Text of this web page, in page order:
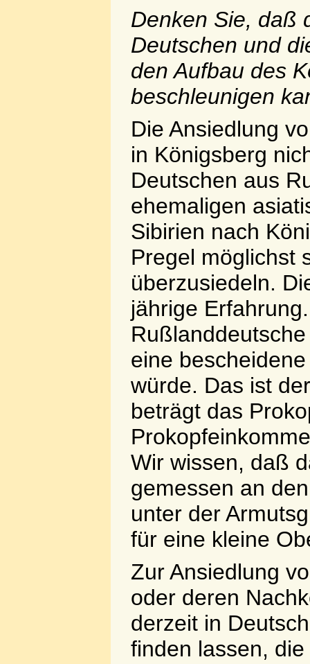
Denken Sie, daß
Deutschen und
den Aufbau des
beschleunigen
Die Ansiedlung
in Königsberg
Deutschen aus
ehemaligen
Sibirien nach
Pregel möglichst
überzusiedeln.
jährige
eine
würde. Das ist
beträgt das
Wir wissen, daß
gemessen an
unter der
für eine kleine
Zur Ansiedlung
oder deren
derzeit in
finden lassen,